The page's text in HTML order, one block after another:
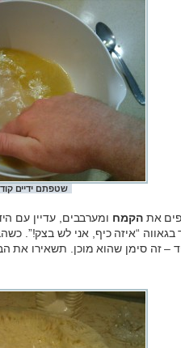
שטפתם ידיים
אתהקמח ומערבבים, עדיין עם
בגאווה “איזה כיף, אני לש בצק!”.
– זה סימן שהוא מוכן. תשאירו את